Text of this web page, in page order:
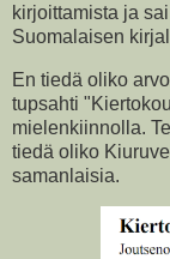
kirjoittamista ja
Suomalaisen
En tiedä oliko
tupsahti
mielenkiinnolla.
tiedä oliko
samanlaisia.